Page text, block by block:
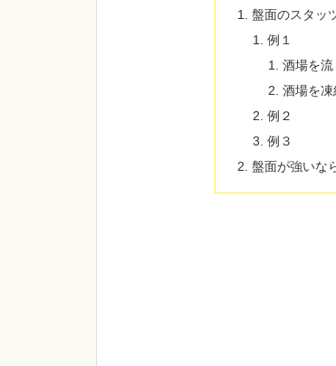
盤面のスタッ
例１
酒場を
酒場を凍
例２
例３
盤面が強いな